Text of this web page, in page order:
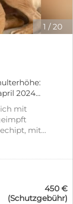
1 /20
2024
nach
und mit
lebte
alleine
konnte
mit
mit
450 €
(Schutzgebühr)